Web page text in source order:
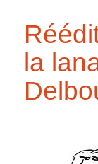
la